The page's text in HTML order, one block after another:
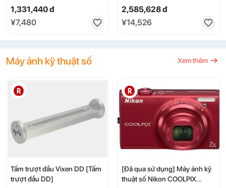
giữa Girls & Panzer Movie -
Saori Takebe (Giải thưởng)
dwos6rj
1,331,440 đ
¥7,480
★Cần nhập mã] [Đã qua sử
dụng] [FIG] Mô hình hoàn
chỉnh DRESSTA Liliel trong
tuyến TAITO GEAR&GOODS
2,585,628 đ
¥14,526
Máy ảnh kỹ thuật số
Tấm trượt đầu Vixen DD [Tấm
trượt đầu DD]
[Đã qua sử dụng] Máy ảnh kỹ
thuật số Nikon COOLPIX
Xem thêm